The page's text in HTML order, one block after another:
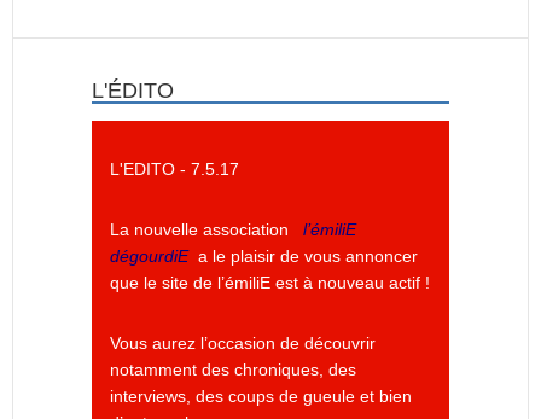
L'ÉDITO
L'EDITO - 7.5.17
La nouvelle association
l’émiliE
dégourdiE a le plaisir de vous annoncer
que le site de l’émiliE est à nouveau actif !
Vous aurez l’occasion de découvrir
notamment des chroniques, des
interviews, des coups de gueule et bien